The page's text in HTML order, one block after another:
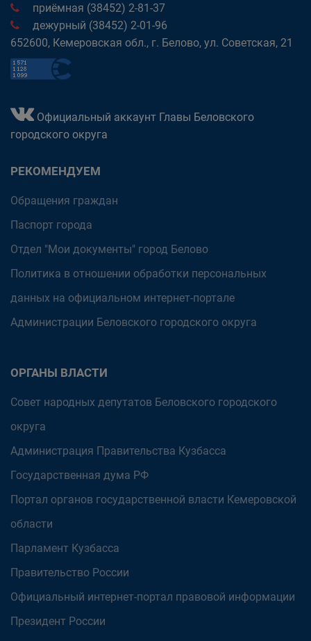
приёмная (38452) 2-81-37
дежурный (38452) 2-01-96
652600, Кемеровская обл., г. Белово, ул. Советская, 21
Официальный аккаунт Главы Беловского
городского округа
РЕКОМЕНДУЕМ
Обращения граждан
Паспорт города
Отдел "Мои документы" город Белово
Политика в отношении обработки персональных
данных на официальном интернет-портале
Администрации Беловского городского округа
ОРГАНЫ ВЛАСТИ
Совет народных депутатов Беловского городского
округа
Администрация Правительства Кузбасса
Государственная дума РФ
Портал органов государственной власти Кемеровской
области
Парламент Кузбасса
Правительство России
Официальный интернет-портал правовой информации
Президент России